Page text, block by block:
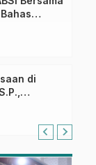
Bridge ke-
di
di Desa